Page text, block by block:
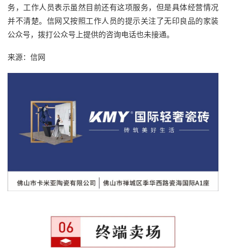
务，工作人员表示虽然目前还有这项服务，但是具体经营情况
并不清楚。信网又按照工作人员的提示关注了无印良品的家装
公众号，拨打公众号上提供的咨询电话也未接通。
来源：信网